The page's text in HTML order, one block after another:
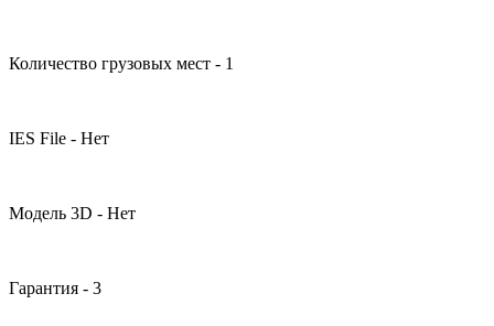
Количество грузовых мест - 1
IES File - Нет
Модель 3D - Нет
Гарантия - 3